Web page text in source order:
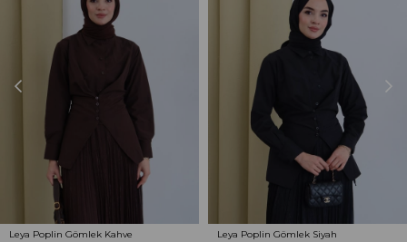
Leya Poplin Gömlek Kahve Leya Poplin Gömlek Siyah